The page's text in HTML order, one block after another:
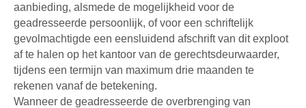
aanbieding, alsmede de mogelijkheid voor de
geadresseerde persoonlijk, of voor een schriftelijk
gevolmachtigde een eensluidend afschrift van dit exploot
af te halen op het kantoor van de gerechtsdeurwaarder,
tijdens een termijn van maximum drie maanden te
rekenen vanaf de betekening.
Wanneer de geadresseerde de overbrenging van